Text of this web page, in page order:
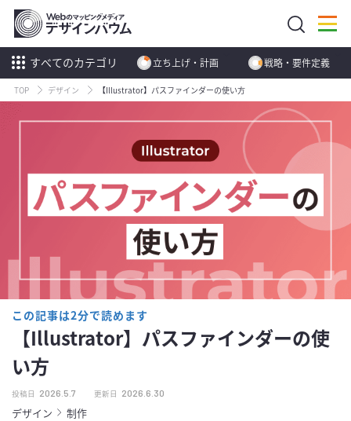
すべてのカテゴリ 立ち上げ・計画 戦略・要件定義
TOP デザイン 【Illustrator】パスファインダーの使い方
この記事は2分で読めます
【Illustrator】パスファインダーの使
い方
投稿日 2026.5.7 更新日 2026.6.30
デザイン 制作